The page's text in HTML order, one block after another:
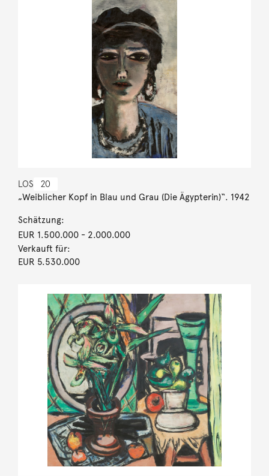
LOS 20
„Weiblicher Kopf in Blau und Grau (Die Ägypterin)“. 1942
Schätzung:
EUR 1.500.000- 2.000.000
Verkauft für:
EUR 5.530.000